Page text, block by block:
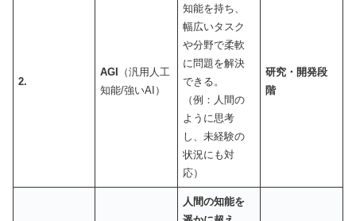
2.
AGI （汎用人工
知能/強いAI）
知能を持ち、
幅広いタスク
や分野で柔軟
に問題を解決
できる。
（例：人間の
ように思考
し、未経験の
状況にも対
応）
研究・開発段
階
人間の知能を